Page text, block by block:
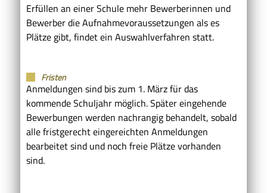
Erfüllen an einer Schule mehr Bewerberinnen und
Bewerber die Aufnahmevoraussetzungen als es
Plätze gibt, findet ein Auswahlverfahren statt.
Fristen
Anmeldungen sind bis zum 1. März für das
kommende Schuljahr möglich. Später eingehende
Bewerbungen werden nachrangig behandelt, sobald
alle fristgerecht eingereichten Anmeldungen
bearbeitet sind und noch freie Plätze vorhanden
sind.